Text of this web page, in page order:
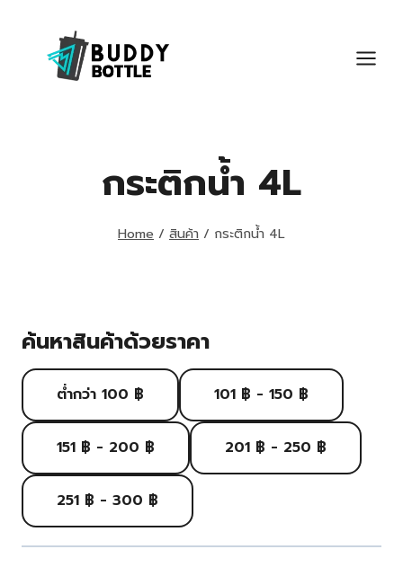
content
กระติกน้ำ 4L
Home / สินค้า / กระติกน้ำ 4L
ค้นหาสินค้าด้วยราคา
ต่ำกว่า 100 ฿ 101 ฿ - 150 ฿
151 ฿ - 200 ฿ 201 ฿ - 250 ฿
251 ฿ - 300 ฿